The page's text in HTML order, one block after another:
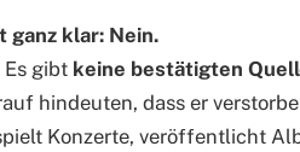
ganz klar: Nein.
Es gibt keine bestätigten
hindeuten, dass er
Konzerte, veröffentlicht